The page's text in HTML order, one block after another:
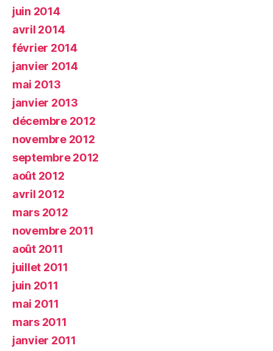
juin 2014
avril 2014
février 2014
janvier 2014
mai 2013
janvier 2013
décembre 2012
novembre 2012
septembre 2012
août 2012
avril 2012
mars 2012
novembre 2011
août 2011
juillet 2011
juin 2011
mai 2011
mars 2011
janvier 2011